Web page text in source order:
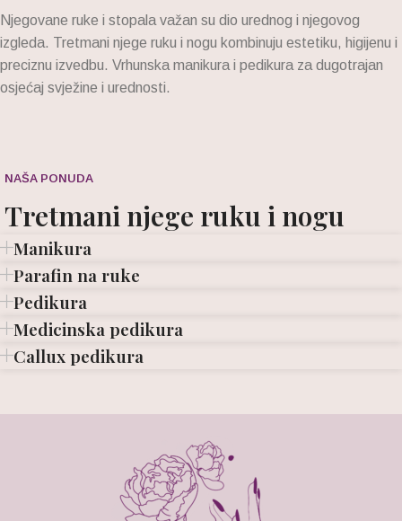
Njegovane ruke i stopala važan su dio urednog i njegovog
izgleda. Tretmani njege ruku i nogu kombinuju estetiku, higijenu i
preciznu izvedbu. Vrhunska manikura i pedikura za dugotrajan
osjećaj svježine i urednosti.
NAŠA PONUDA
Tretmani njege ruku i nogu
Manikura
Parafin na ruke
Pedikura
Medicinska pedikura
Callux pedikura